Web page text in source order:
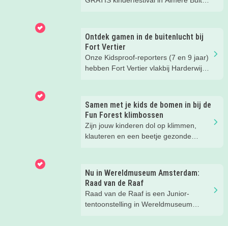
Ontdek gamen in de buitenlucht bij
Fort Vertier
Onze Kidsproof-reporters (7 en 9 jaar)
hebben Fort Vertier vlakbij Harderwijk
over de Romeinen die hier vroeger
hebben gewoond.
Samen met je kids de bomen in bij de
Fun Forest klimbossen
Zijn jouw kinderen dol op klimmen,
klauteren en een beetje gezonde
bij een klimbos van Fun Forest en heel
eerlijk... wij hadden niet verwacht dat
we zóveel zouden lachen. En het gaf
een flinke boost aan ons
zelfvertrouwen.
Nu in Wereldmuseum Amsterdam:
Raad van de Raaf
Raad van de Raaf is een Junior-
tentoonstelling in Wereldmuseum